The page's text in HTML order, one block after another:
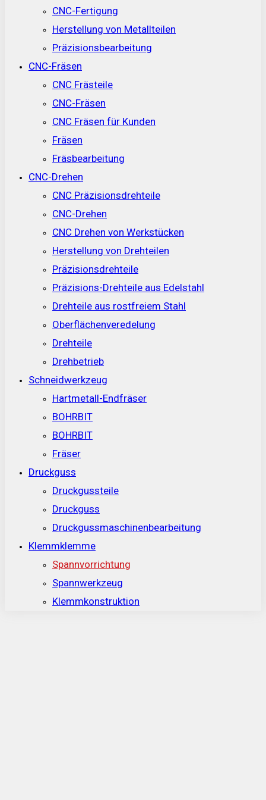
CNC-Fertigung
Herstellung von Metallteilen
Präzisionsbearbeitung
CNC-Fräsen
CNC Frästeile
CNC-Fräsen
CNC Fräsen für Kunden
Fräsen
Fräsbearbeitung
CNC-Drehen
CNC Präzisionsdrehteile
CNC-Drehen
CNC Drehen von Werkstücken
Herstellung von Drehteilen
Präzisionsdrehteile
Präzisions-Drehteile aus Edelstahl
Drehteile aus rostfreiem Stahl
Oberflächenveredelung
Drehteile
Drehbetrieb
Schneidwerkzeug
Hartmetall-Endfräser
BOHRBIT
BOHRBIT
Fräser
Druckguss
Druckgussteile
Druckguss
Druckgussmaschinenbearbeitung
Klemmklemme
Spannvorrichtung
Spannwerkzeug
Klemmkonstruktion